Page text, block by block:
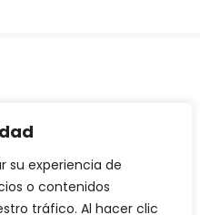
su experiencia de
o contenidos
tráfico. Al hacer clic